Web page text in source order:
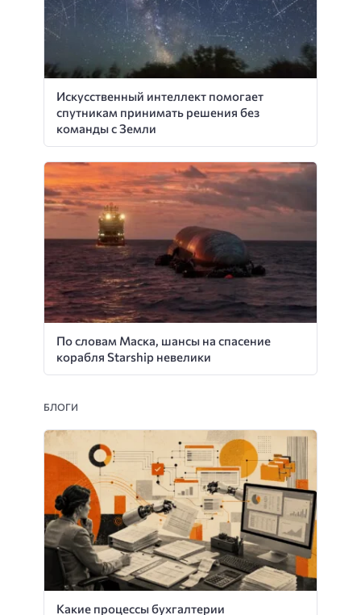
Искусственный интеллект помогает
спутникам принимать решения без
команды с Земли
По словам Маска, шансы на спасение
корабля Starship невелики
БЛОГИ
Какие процессы бухгалтерии